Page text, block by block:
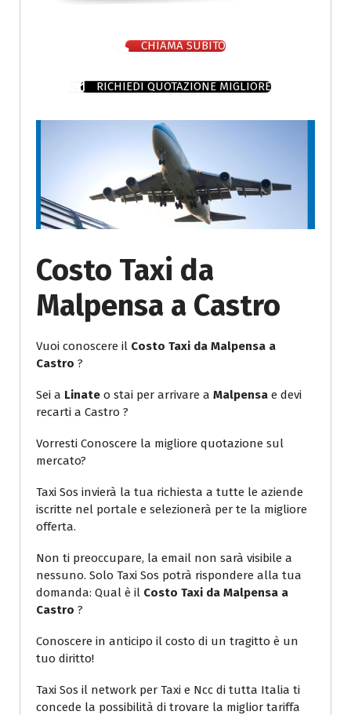
CHIAMA SUBITO
RICHIEDI QUOTAZIONE MIGLIORE
Costo Taxi da
Malpensa a Castro
Vuoi conoscere il Costo Taxi da Malpensa a
Castro ?
Sei a Linate o stai per arrivare a Malpensa e devi
recarti a Castro ?
Vorresti Conoscere la migliore quotazione sul
mercato?
Taxi Sos invierà la tua richiesta a tutte le aziende
iscritte nel portale e selezionerà per te la migliore
offerta.
Non ti preoccupare, la email non sarà visibile a
nessuno. Solo Taxi Sos potrà rispondere alla tua
domanda: Qual è il Costo Taxi da Malpensa a
Castro ?
Conoscere in anticipo il costo di un tragitto è un
tuo diritto!
Taxi Sos il network per Taxi e Ncc di tutta Italia ti
concede la possibilità di trovare la miglior tariffa